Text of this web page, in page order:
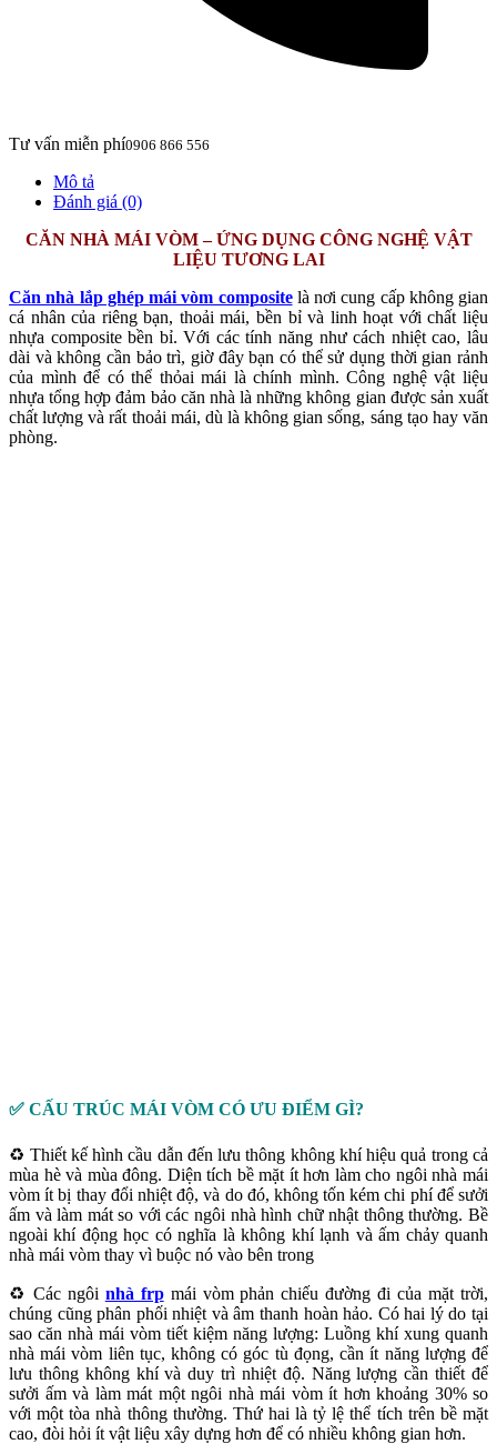
Tư vấn miễn phí0906 866 556
Mô tả
Đánh giá (0)
CĂN NHÀ MÁI VÒM – ỨNG DỤNG CÔNG NGHỆ VẬT
LIỆU TƯƠNG LAI
Căn nhà lắp ghép mái vòm compositelà nơi cung cấp không gian
cá nhân của riêng bạn, thoải mái, bền bỉ và linh hoạt với chất liệu
nhựa composite bền bỉ. Với các tính năng như cách nhiệt cao, lâu
dài và không cần bảo trì, giờ đây bạn có thể sử dụng thời gian rảnh
của mình để có thể thỏai mái là chính mình. Công nghệ vật liệu
nhựa tổng hợp đảm bảo căn nhà là những không gian được sản xuất
chất lượng và rất thoải mái, dù là không gian sống, sáng tạo hay văn
phòng.
✅ CẤU TRÚC MÁI VÒM CÓ ƯU ĐIỂM GÌ?
♻️ Thiết kế hình cầu dẫn đến lưu thông không khí hiệu quả trong cả
mùa hè và mùa đông. Diện tích bề mặt ít hơn làm cho ngôi nhà mái
vòm ít bị thay đổi nhiệt độ, và do đó, không tốn kém chi phí để sưởi
ấm và làm mát so với các ngôi nhà hình chữ nhật thông thường. Bề
ngoài khí động học có nghĩa là không khí lạnh và ấm chảy quanh
nhà mái vòm thay vì buộc nó vào bên trong
♻️ Các ngôi nhà frpmái vòm phản chiếu đường đi của mặt trời,
chúng cũng phân phối nhiệt và âm thanh hoàn hảo. Có hai lý do tại
sao căn nhà mái vòm tiết kiệm năng lượng: Luồng khí xung quanh
nhà mái vòm liên tục, không có góc tù đọng, cần ít năng lượng để
lưu thông không khí và duy trì nhiệt độ. Năng lượng cần thiết để
sưởi ấm và làm mát một ngôi nhà mái vòm ít hơn khoảng 30% so
với một tòa nhà thông thường. Thứ hai là tỷ lệ thể tích trên bề mặt
cao, đòi hỏi ít vật liệu xây dựng hơn để có nhiều không gian hơn.